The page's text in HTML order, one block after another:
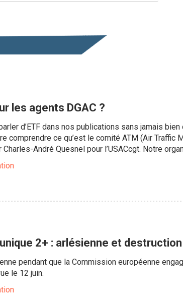
les agents DGAC ?
d’ETF dans nos publications sans jamais
comprendre ce qu’est le comité ATM (Air Traffic
André Quesnel pour l’USACcgt. Notre
2+ : arlésienne et destruction
pendant que la Commission européenne
le 12 juin.